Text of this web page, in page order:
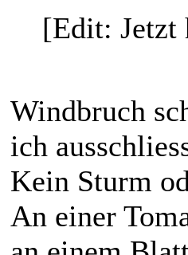
[Edit: Jetzt
Windbruch
ich
Kein Sturm
An einer